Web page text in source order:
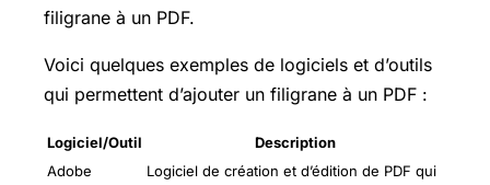
filigrane à un PDF.
Voici quelques exemples de logiciels et d’outils
qui permettent d’ajouter un filigrane à un PDF :
Logiciel/Outil
Description
Adobe
Logiciel de création et d’édition de PDF qui